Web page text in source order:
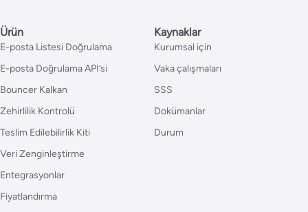
Ürün
E-posta Listesi Doğrulama
E-posta Doğrulama API’si
Bouncer Kalkan
Zehirlilik Kontrolü
Teslim Edilebilirlik Kiti
Veri Zenginleştirme
Entegrasyonlar
Fiyatlandırma
Kaynaklar
Kurumsal için
Vaka çalışmaları
SSS
Dokümanlar
Durum